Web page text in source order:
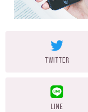
TWITTER
LINE